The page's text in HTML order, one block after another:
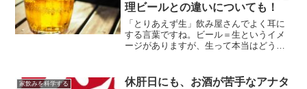
理ビールとの違いについても！
「とりあえず生」飲み屋さんでよく耳に
する言葉ですね。ビール＝生というイメ
ージがありますが、生って本当はどうい
あるのか、気になりませんか？
家飲みを科学する
休肝日にも、お酒が苦手なアナタ